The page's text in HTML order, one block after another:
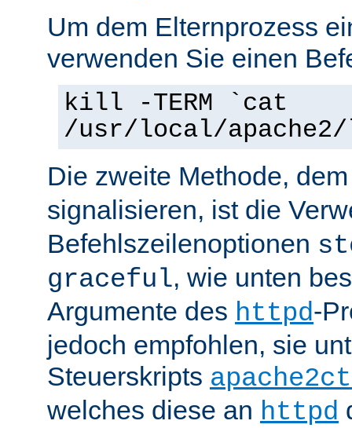
Um dem Elternprozess
verwenden Sie einen
kill -TERM `cat
/usr/local/
Die zweite Methode,
signalisieren, ist die
Befehlszeilenoptionen
graceful, wie unten
Argumente des httpd-
jedoch empfohlen, sie
Steuerskripts
welches diese an httpd